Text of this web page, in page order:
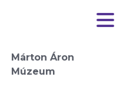
Márton Áron
Múzeum